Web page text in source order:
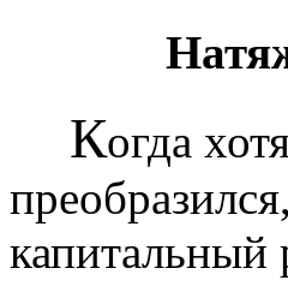
Когда
капитальный